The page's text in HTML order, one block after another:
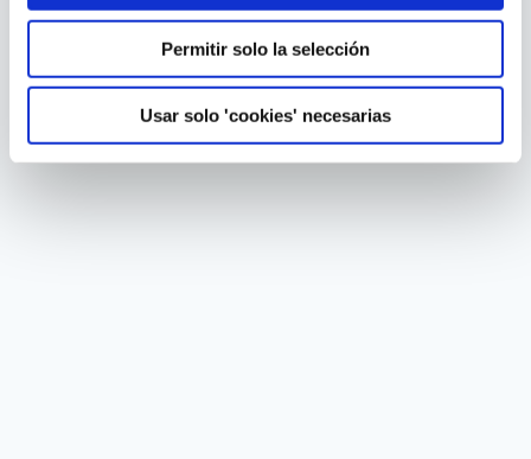
Permitir solo la selección
Usar solo 'cookies' necesarias